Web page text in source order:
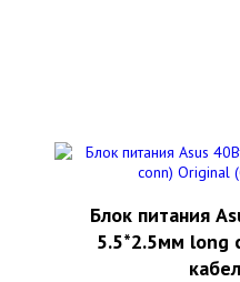
Блок питания
5.5*2.5мм long